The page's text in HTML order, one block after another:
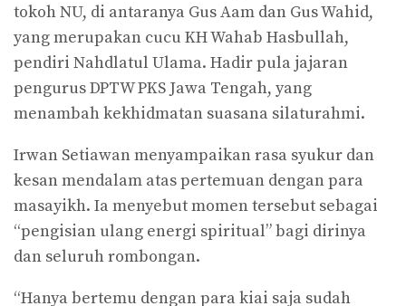
tokoh NU, di antaranya Gus Aam dan Gus Wahid,
yang merupakan cucu KH Wahab Hasbullah,
pendiri Nahdlatul Ulama. Hadir pula jajaran
pengurus DPTW PKS Jawa Tengah, yang
menambah kekhidmatan suasana silaturahmi.
Irwan Setiawan menyampaikan rasa syukur dan
kesan mendalam atas pertemuan dengan para
masayikh. Ia menyebut momen tersebut sebagai
“pengisian ulang energi spiritual” bagi dirinya
dan seluruh rombongan.
“Hanya bertemu dengan para kiai saja sudah